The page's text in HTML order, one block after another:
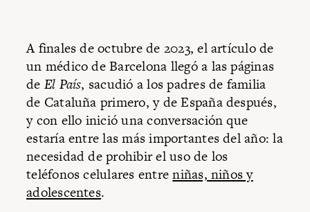
A finales de octubre de 2023, el artículo de
un médico de Barcelona llegó a las páginas
de El País, sacudió a los padres de familia
de Cataluña primero, y de España después,
y con ello inició una conversación que
estaría entre las más importantes del año: la
necesidad de prohibir el uso de los
teléfonos celulares entreniñas, niños y
adolescentes.